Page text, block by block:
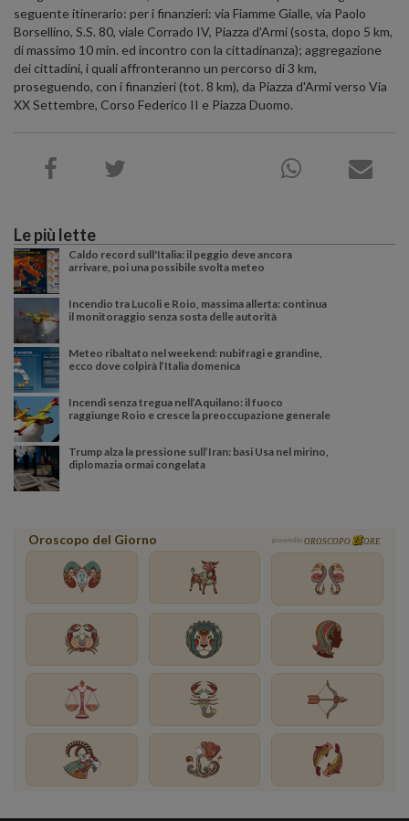
seguente itinerario: per i finanzieri: via Fiamme Gialle, via Paolo
Borsellino, S.S. 80, viale Corrado IV, Piazza d'Armi (sosta, dopo 5 km,
di massimo 10 min. ed incontro con la cittadinanza); aggregazione
dei cittadini, i quali affronteranno un percorso di 3 km,
proseguendo, con i finanzieri (tot. 8 km), da Piazza d'Armi verso Via
XX Settembre, Corso Federico II e Piazza Duomo.
Le più lette
Caldo record sull'Italia: il peggio deve ancora
arrivare, poi una possibile svolta meteo
Incendio tra Lucoli e Roio, massima allerta: continua
il monitoraggio senza sosta delle autorità
Meteo ribaltato nel weekend: nubifragi e grandine,
ecco dove colpirà l’Italia domenica
Incendi senza tregua nell’Aquilano: il fuoco
raggiunge Roio e cresce la preoccupazione generale
Trump alza la pressione sull’Iran: basi Usa nel mirino,
diplomazia ormai congelata
Oroscopo del Giorno powered by OROSCOPO ORE